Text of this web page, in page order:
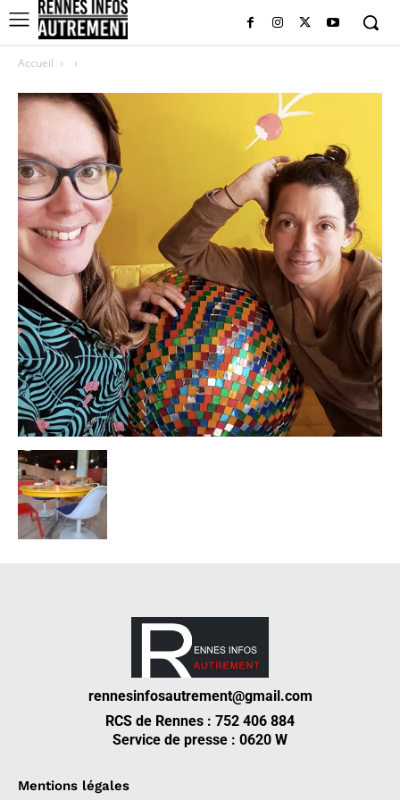
Accueil
rennesinfosautrement@gmail.com
RCS de Rennes : 752 406 884
Service de presse : 0620 W
Mentions légales